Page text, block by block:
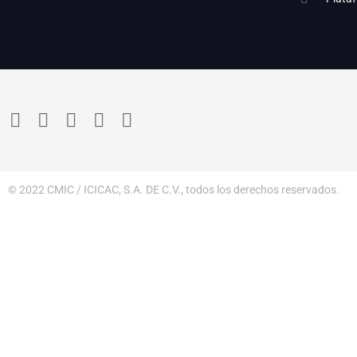
© 2022 CMIC / ICICAC, S.A. DE C.V., todos los derechos reservados.